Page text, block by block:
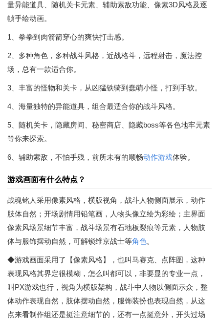
量异能道具、随机关卡元素、辅助索敌功能、像素3D风格及逐
帧手绘动画。
1、拳拳到肉箭箭穿心的爽快打击感。
2、多种角色，多种战斗风格，近战格斗，远程射击，魔法控
场，总有一款适合你。
3、丰富的怪物和关卡，从凶猛铁骑到蠢萌小怪，打到手软。
4、海量独特的异能道具，组合最适合你的战斗风格。
5、随机关卡，隐藏房间、秘密商店、隐藏boss等各色地牢元素
等你来探索。
6、辅助索敌，不怕手残，前所未有的顺畅动作游戏体验。
游戏画面有什么特点？
战魂铭人采用像素风格，横版视角，战斗人物侧面展示，动作
肢体自然；开场剧情用铅笔画，人物头像立绘为彩绘；主界面
像素风场景细节丰富，战斗场景有石地板裂痕等元素，人物肢
体与服饰摆动自然，可解锁维京战士等角色。
◆游戏画面采用了【像素风格】，也叫马赛克、点阵图，这种
表现风格其界定很模糊，怎么叫都可以，非要显的专业一点，
叫PX游戏也行，视角为横版架构，战斗中人物以侧面示众，整
体动作表现自然，肢体摆动自然，服饰装扮也表现自然，从这
点来看制作组还是挺注意细节的，还有一点挺意外，开头过场